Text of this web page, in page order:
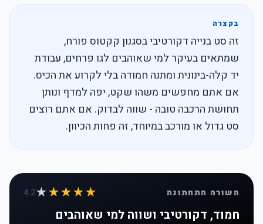
בקצרה
זה סט בנייה דקורטיבי בסגנון קקטוס פורח,
שמתאים בעיקר למי שאוהבים לגו פרחים, עבודת
יד קלה-בינונית ומתנה חמודה בלי לקרוע את הכיס.
אם אתם מחפשים משהו שקט, יפה למדף ונותן
תחושת הרכבה טובה - שווה לבדוק. אם אתם רוצים
סט גדול או מורכב במיוחד, זה פחות הכיוון.
השורה התחתונה ★★★★
★
4.2
חמוד, דקורטיבי ושווה למי שאוהבים